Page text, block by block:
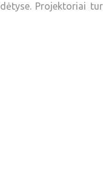
Projektoriai